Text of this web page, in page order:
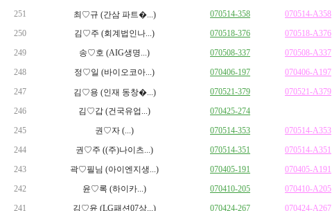
251 최♡규 (간삼 파트�...) 070514-358 070514-A358
250 김♡주 (회계법인나...) 070518-376 070518-A376
249 송♡호 (AIG생명...) 070508-337 070508-A337
248 정♡일 (바이오코아...) 070406-197 070406-A197
247 김♡용 (인재 동창�...) 070521-379 070521-A379
246 김♡갑 (건국유업...) 070425-274
245 권♡자 (...) 070514-353 070514-A353
244 권♡주 ((주)나이츠...) 070514-351 070514-A351
243 곽♡필님 (아이엔지생...) 070405-191 070405-A191
242 윤♡록 (하이카...) 070410-205 070410-A205
241 김♡윤 (LG패션07상...) 070424-267 070424-A267